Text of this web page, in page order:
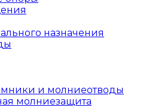
назначения
и молниеотводы
молниезащита